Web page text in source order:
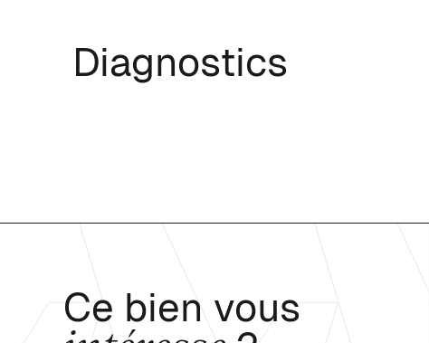
Diagnostics
Ce bien vous